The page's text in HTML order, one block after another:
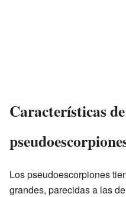
Características
Los pseudoescorpiones
grandes, parecidas a las